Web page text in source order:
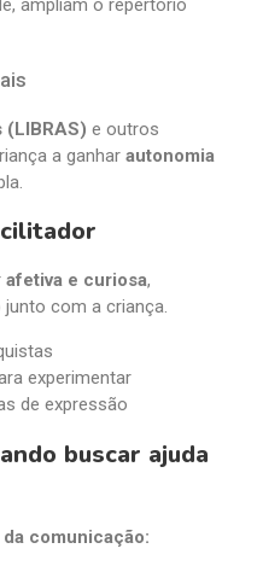
ampliam o repertório
(LIBRAS) e outros
a ganhar autonomia
afetiva e curiosa,
com a criança.
experimentar
de expressão
buscar ajuda
comunicação: